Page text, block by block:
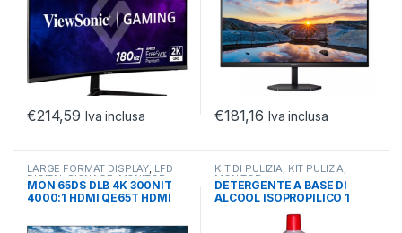
€214,59 Iva inclusa €181,16 Iva inclusa
LARGE FORMAT DISPLAY, LFD
DIGITAL SIGNAGE ,MONITOR
MON 65DS DLB 4K 300NIT
4000:1 HDMI QE65T HDMI
KIT DI PULIZIA, KIT PULIZIA,
MONITOR
DETERGENTE A BASE DI
ALCOOL ISOPROPILICO 1